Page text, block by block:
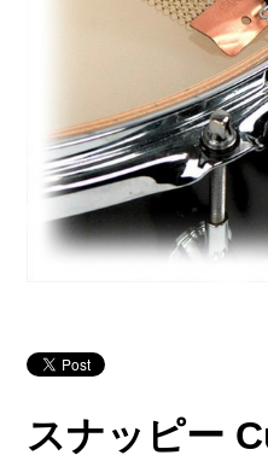
スナッピー